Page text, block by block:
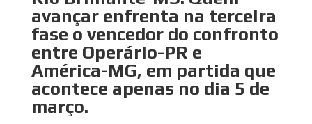
avançar enfrenta na terceira
fase o vencedor do confronto
entre Operário-PR e
América-MG, em partida que
acontece apenas no dia 5 de
março.